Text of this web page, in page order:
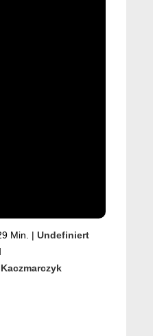
Min. | Undefiniert